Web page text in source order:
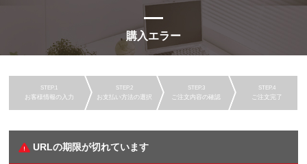
購入エラー
お客様情報の入力 お支払い方法の選択 ご注文内容の確認 ご注文完了
URLの期限が切れています